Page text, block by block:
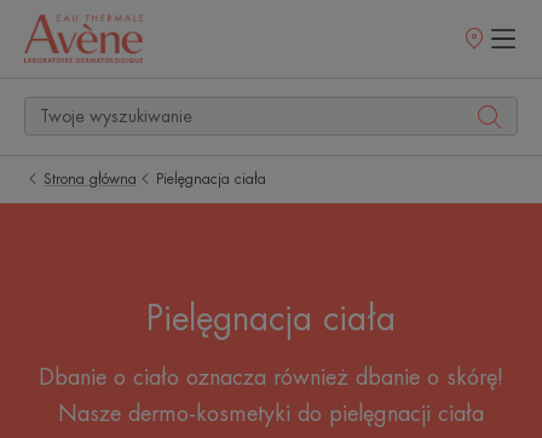
Punkty
Strona główna Pielęgnacja ciała
Pielęgnacja ciała
Dbanie o ciało oznacza również dbanie o skórę!
Nasze dermo-kosmetyki do pielęgnacji ciała